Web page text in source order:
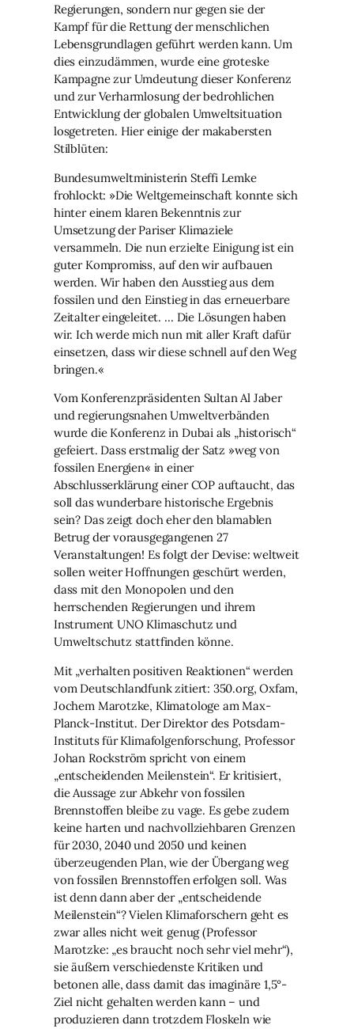
Regierungen, sondern nur gegen sie der
Kampf für die Rettung der menschlichen
Lebensgrundlagen geführt werden kann. Um
dies einzudämmen, wurde eine groteske
Kampagne zur Umdeutung dieser Konferenz
und zur Verharmlosung der bedrohlichen
Entwicklung der globalen Umweltsituation
losgetreten. Hier einige der makabersten
Stilblüten:
Bundesumweltministerin Steffi Lemke
frohlockt: »Die Weltgemeinschaft konnte sich
hinter einem klaren Bekenntnis zur
Umsetzung der Pariser Klimaziele
versammeln. Die nun erzielte Einigung ist ein
guter Kompromiss, auf den wir aufbauen
werden. Wir haben den Ausstieg aus dem
fossilen und den Einstieg in das erneuerbare
Zeitalter eingeleitet. … Die Lösungen haben
wir. Ich werde mich nun mit aller Kraft dafür
einsetzen, dass wir diese schnell auf den Weg
bringen.«
Vom Konferenzpräsidenten Sultan Al Jaber
und regierungsnahen Umweltverbänden
wurde die Konferenz in Dubai als „historisch“
gefeiert. Dass erstmalig der Satz »weg von
fossilen Energien« in einer
Abschlusserklärung einer COP auftaucht, das
soll das wunderbare historische Ergebnis
sein? Das zeigt doch eher den blamablen
Betrug der vorausgegangenen 27
Veranstaltungen! Es folgt der Devise: weltweit
sollen weiter Hoffnungen geschürt werden,
dass mit den Monopolen und den
herrschenden Regierungen und ihrem
Instrument UNO Klimaschutz und
Umweltschutz stattfinden könne.
Mit „verhalten positiven Reaktionen“ werden
vom Deutschlandfunk zitiert: 350.org, Oxfam,
Jochem Marotzke, Klimatologe am Max-
Planck-Institut. Der Direktor des Potsdam-
Instituts für Klimafolgenforschung, Professor
Johan Rockström spricht von einem
„entscheidenden Meilenstein“. Er kritisiert,
die Aussage zur Abkehr von fossilen
Brennstoffen bleibe zu vage. Es gebe zudem
keine harten und nachvollziehbaren Grenzen
für 2030, 2040 und 2050 und keinen
überzeugenden Plan, wie der Übergang weg
von fossilen Brennstoffen erfolgen soll. Was
ist denn dann aber der „entscheidende
Meilenstein“? Vielen Klimaforschern geht es
zwar alles nicht weit genug (Professor
Marotzke: „es braucht noch sehr viel mehr“),
sie äußern verschiedenste Kritiken und
betonen alle, dass damit das imaginäre 1,5°-
Ziel nicht gehalten werden kann – und
produzieren dann trotzdem Floskeln wie